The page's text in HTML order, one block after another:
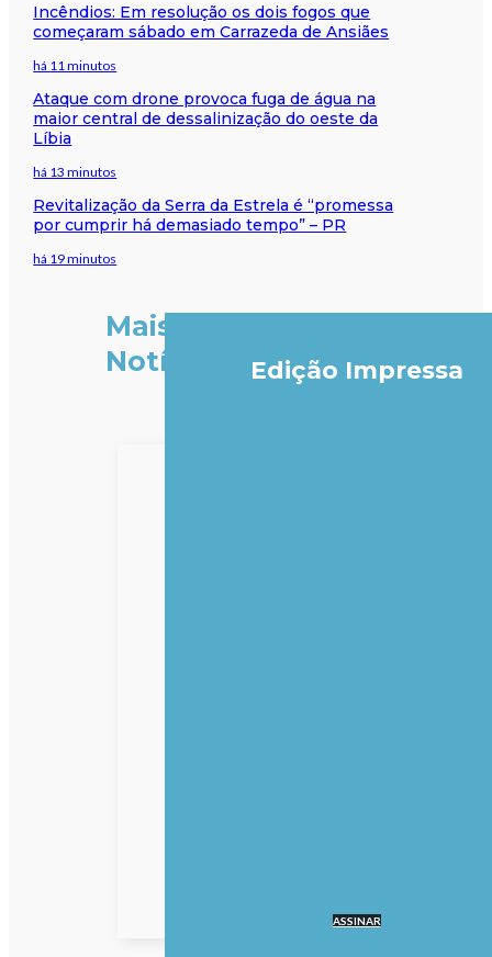
Incêndios: Em resolução os dois fogos que
começaram sábado em Carrazeda de Ansiães
há 11 minutos
Ataque com drone provoca fuga de água na
maior central de dessalinização do oeste da
Líbia
há 13 minutos
Revitalização da Serra da Estrela é “promessa
por cumprir há demasiado tempo” – PR
há 19 minutos
Mais
Notícias
Edição Impressa
ASSINAR